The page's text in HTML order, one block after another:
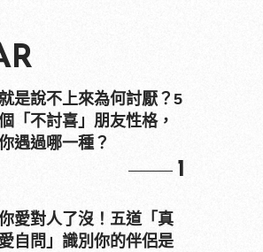
是說不上來為何討厭？5
「不討喜」朋友性格，
遇過哪一種？
1
愛對人了沒！五道「真
愛自問」識別你的伴侶是